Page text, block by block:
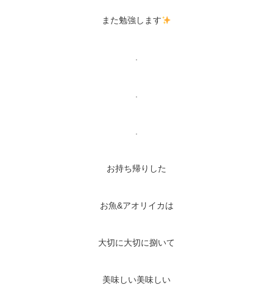
また勉強します
お持ち帰りした
お魚&アオリイカは
大切に大切に捌いて
美味しい美味しい